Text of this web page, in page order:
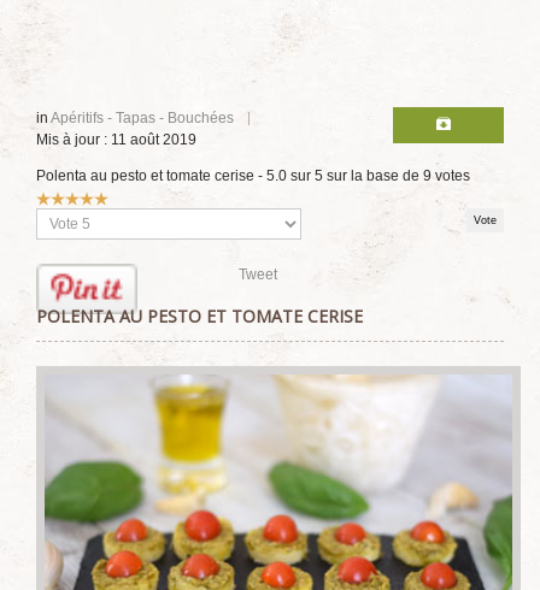
in Apéritifs - Tapas - Bouchées
Mis à jour : 11 août 2019
Polenta au pesto et tomate cerise - 5.0 sur 5 sur la base de 9 votes
Vote
utilisateur:
Veuillez
voter
Tweet
POLENTA AU PESTO ET TOMATE CERISE